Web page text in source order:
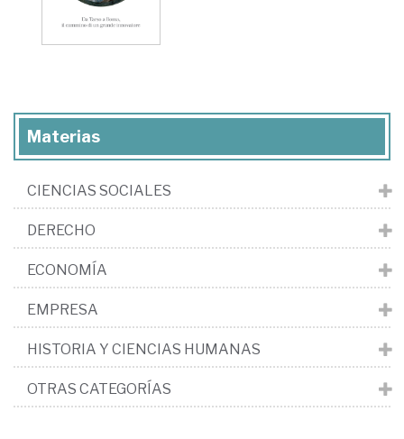
Materias
CIENCIAS SOCIALES
DERECHO
ECONOMÍA
EMPRESA
HISTORIA Y CIENCIAS HUMANAS
OTRAS CATEGORÍAS